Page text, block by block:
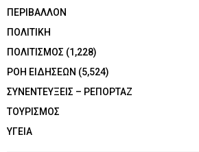
ΠΕΡΙΒΑΛΛΟΝ
ΠΟΛΙΤΙΚΗ
ΠΟΛΙΤΙΣΜΟΣ (1,228)
ΡΟΗ ΕΙΔΗΣΕΩΝ (5,524)
ΣΥΝΕΝΤΕΥΞΕΙΣ – ΡΕΠΟΡΤΑΖ
ΤΟΥΡΙΣΜΟΣ
ΥΓΕΙΑ